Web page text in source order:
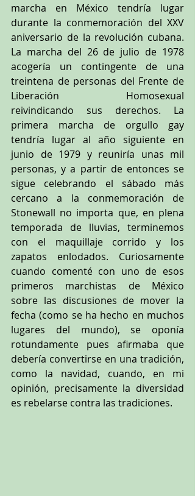
marcha en México tendría lugar
durante la conmemoración del XXV
aniversario de la revolución cubana.
La marcha del 26 de julio de 1978
acogería un contingente de una
treintena de personas del Frente de
Liberación Homosexual
reivindicando sus derechos. La
primera marcha de orgullo gay
tendría lugar al año siguiente en
junio de 1979 y reuniría unas mil
personas, y a partir de entonces se
sigue celebrando el sábado más
cercano a la conmemoración de
Stonewall no importa que, en plena
temporada de lluvias, terminemos
con el maquillaje corrido y los
zapatos enlodados. Curiosamente
cuando comenté con uno de esos
primeros marchistas de México
sobre las discusiones de mover la
fecha (como se ha hecho en muchos
lugares del mundo), se oponía
rotundamente pues afirmaba que
debería convertirse en una tradición,
como la navidad, cuando, en mi
opinión, precisamente la diversidad
es rebelarse contra las tradiciones.